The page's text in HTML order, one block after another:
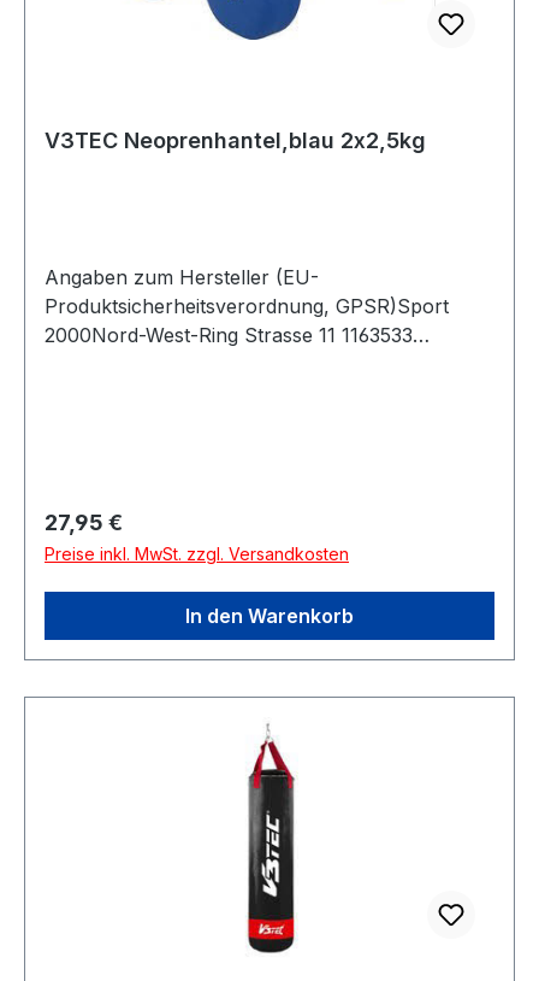
V3TEC Neoprenhantel,blau 2x2,5kg
Angaben zum Hersteller (EU-
Produktsicherheitsverordnung, GPSR)Sport
2000Nord-West-Ring Strasse 11 1163533
Regulärer Preis:
27,95 €
Preise inkl. MwSt. zzgl. Versandkosten
In den Warenkorb